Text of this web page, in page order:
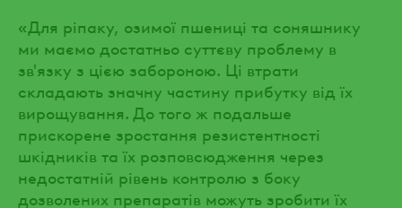
«Для ріпаку, озимої пшениці та соняшнику
ми маємо достатньо суттєву проблему в
зв'язку з цією забороною. Ці втрати
складають значну частину прибутку від їх
вирощування. До того ж подальше
прискорене зростання резистентності
шкідників та їх розповсюдження через
недостатній рівень контролю з боку
дозволених препаратів можуть зробити їх